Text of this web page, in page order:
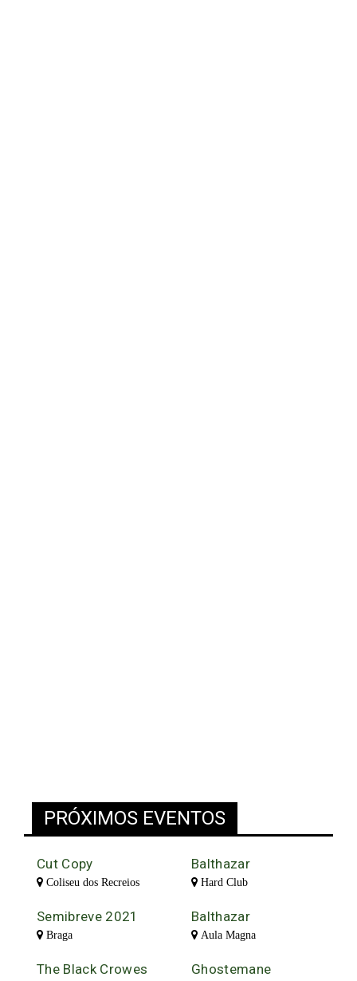
PRÓXIMOS EVENTOS
Cut Copy
Coliseu dos Recreios
Balthazar
Hard Club
Semibreve 2021
Braga
Balthazar
Aula Magna
The Black Crowes Ghostemane